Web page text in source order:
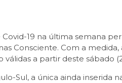
19 na última semana
Consciente. Com a
a partir deste sábado
Sul, a única ainda inserida